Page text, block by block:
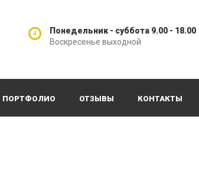
Понедельник - суббота 9.00 - 18.00
Воскресенье выходной
ПОРТФОЛИО ОТЗЫВЫ КОНТАКТЫ